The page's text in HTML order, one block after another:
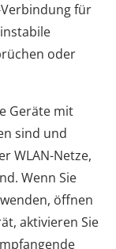
für
oder
Geräte mit
sind und
WLAN-Netze,
Wenn Sie
öffnen
aktivieren Sie